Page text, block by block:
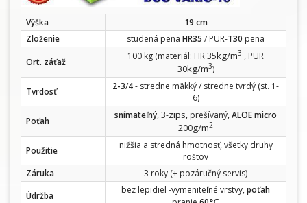
Výška
19 cm
Zloženie
studená pena HR35 / PUR-T30 pena
Ort. záťaž
100 kg (materiál: HR 35kg/m3 , PUR
30kg/m3)
Tvrdosť
2-3/4- stredne mäkký / stredne tvrdý (st. 1-
6)
Poťah
snímateľný, 3-zips, prešívaný, ALOE micro
200g/m2
Použitie
nižšia a stredná hmotnosť, všetky druhy
roštov
Záruka
3 roky (+ pozáručný servis)
Údržba
bez lepidiel -vymeniteľné vrstvy, poťah